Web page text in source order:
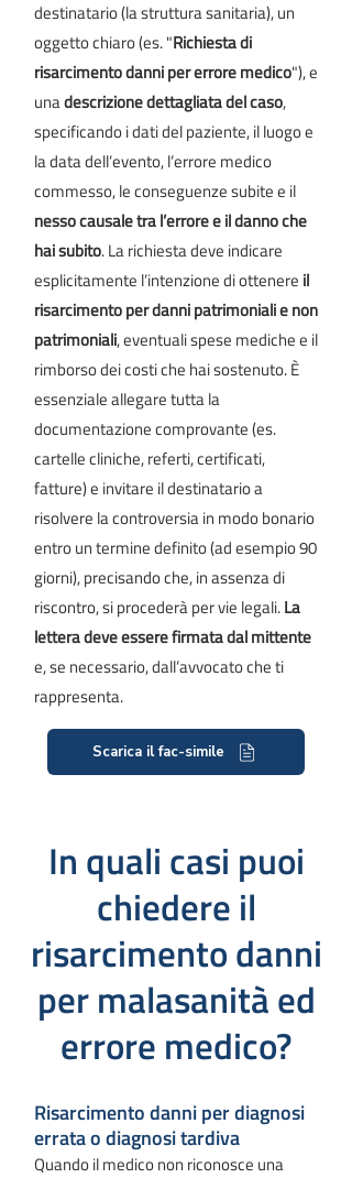
destinatario (la struttura sanitaria), un
oggetto chiaro (es. "Richiesta di
risarcimento danni per errore medico"), e
unadescrizione dettagliata del caso,
specificando i dati del paziente, il luogo e
la data dell’evento, l’errore medico
commesso, le conseguenze subite e il
nesso causale tra l’errore e il danno che
hai subito. La richiesta deve indicare
esplicitamente l’intenzione di ottenere il
risarcimento per danni patrimoniali e non
patrimoniali, eventuali spese mediche e il
rimborso dei costi che hai sostenuto. È
essenziale allegare tutta la
documentazione comprovante (es.
cartelle cliniche, referti, certificati,
fatture) e invitare il destinatario a
risolvere la controversia in modo bonario
entro un termine definito (ad esempio 90
giorni), precisando che, in assenza di
riscontro, si procederà per vie legali.La
lettera deve essere firmata dal mittente
e, se necessario, dall’avvocato che ti
rappresenta.
Scarica il fac-simile
In quali casi puoi
chiedere il
risarcimento danni
per malasanità ed
errore medico?
Risarcimento danni per diagnosi
errata o diagnosi tardiva
Quando il medico non riconosce una